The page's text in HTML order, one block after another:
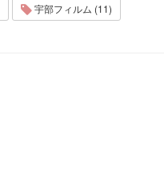
宇部フィルム (11)